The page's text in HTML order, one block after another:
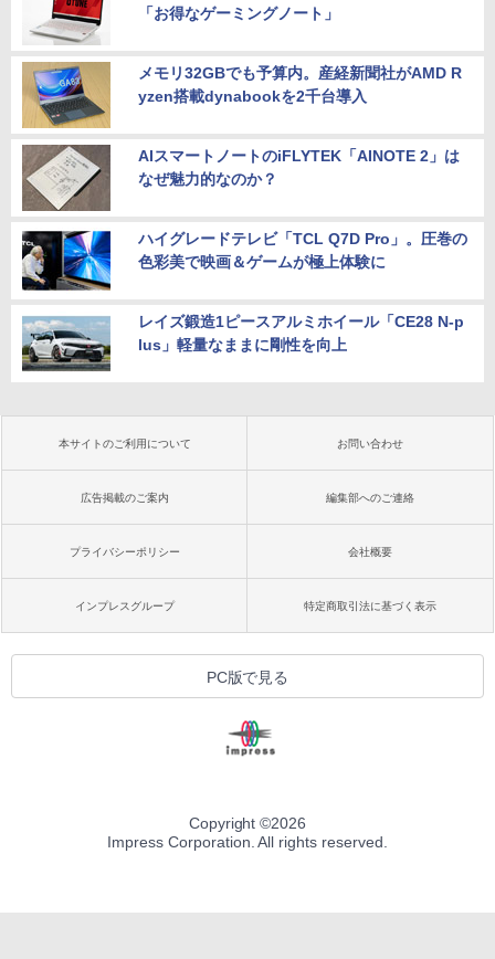
「お得なゲーミングノート」
メモリ32GBでも予算内。産経新聞社がAMD R
yzen搭載dynabookを2千台導入
AIスマートノートのiFLYTEK「AINOTE 2」は
なぜ魅力的なのか？
ハイグレードテレビ「TCL Q7D Pro」。圧巻の
色彩美で映画＆ゲームが極上体験に
レイズ鍛造1ピースアルミホイール「CE28 N-p
lus」軽量なままに剛性を向上
本サイトのご利用について お問い合わせ
広告掲載のご案内 編集部へのご連絡
プライバシーポリシー 会社概要
インプレスグループ 特定商取引法に基づく表示
PC版で見る
Copyright ©2026
Impress Corporation. All rights reserved.